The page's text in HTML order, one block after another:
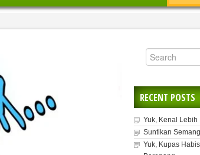
5 Strategi Cerdas
Tetap
Yuk,
RECENT POSTS
Yuk, Kenal
Suntikan
Yuk, Kupas